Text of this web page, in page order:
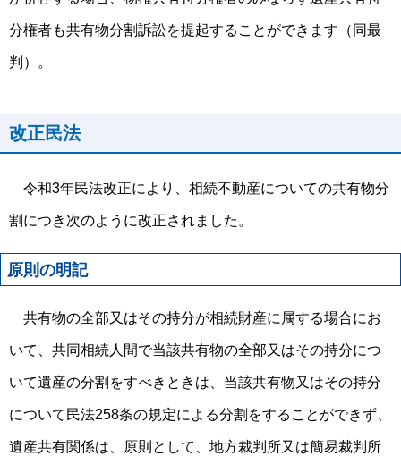
分権者も共有物分割訴訟を提起することができます（同最
判）。
改正民法
令和3年民法改正により、相続不動産についての共有物分
割につき次のように改正されました。
原則の明記
共有物の全部又はその持分が相続財産に属する場合にお
いて、共同相続人間で当該共有物の全部又はその持分につ
いて遺産の分割をすべきときは、当該共有物又はその持分
について民法258条の規定による分割をすることができず、
遺産共有関係は、原則として、地方裁判所又は簡易裁判所